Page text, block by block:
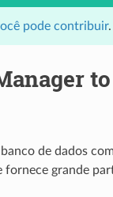
pode contribuir
de dados
grande